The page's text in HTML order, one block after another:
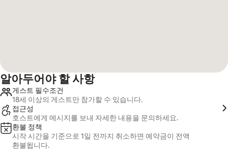
알아두어야 할 사항
게스트 필수조건
18세 이상의 게스트만 참가할 수 있습니다.
접근성
호스트에게 메시지를 보내 자세한 내용을 문의하세요.
환불 정책
시작 시간을 기준으로 1일 전까지 취소하면 예약금이 전액
환불됩니다.